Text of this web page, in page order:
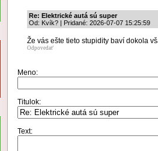
Re: Elektrické autá sú super
Od: Kvík? | Pridané: 2026-07-07 15:25:59
Že vás ešte tieto stupidity baví dokola
Odpovedať
Meno:
Titulok:
Text: